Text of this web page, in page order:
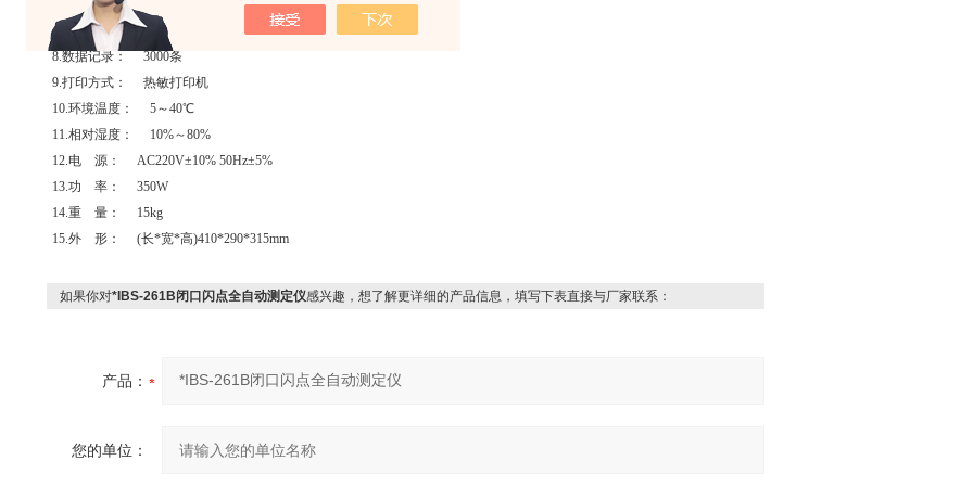
6.升降方式： 垂直式(测试臂)
7.点火方式： 电点火
8.数据记录： 3000条
9.打印方式： 热敏打印机
10.环境温度： 5～40℃
11.相对湿度： 10%～80%
12.电 源： AC220V±10% 50Hz±5%
13.功 率： 350W
14.重 量： 15kg
15.外 形： (长*宽*高)410*290*315mm
如果你对*IBS-261B闭口闪点全自动测定仪感兴趣，想了解更详细的产品信息，填写下表直接与厂家联系：
产品：
您的单位：